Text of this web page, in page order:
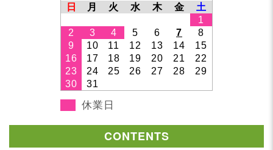
日
月 火 水 木 金
土
1
2
3 4 5 6 7
8
9
10 11 12 13 14
15
16
17 18 19 20 21
22
23
24 25 26 27 28
29
30
31
休業日
CONTENTS